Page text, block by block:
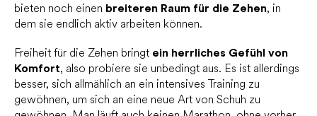
bieten noch einen breiteren Raum für die Zehen, in
dem sie endlich aktiv arbeiten können.
Freiheit für die Zehen bringt ein herrliches Gefühl von
Komfort, also probiere sie unbedingt aus. Es ist allerdings
besser, sich allmählich an ein intensives Training zu
gewöhnen, um sich an eine neue Art von Schuh zu